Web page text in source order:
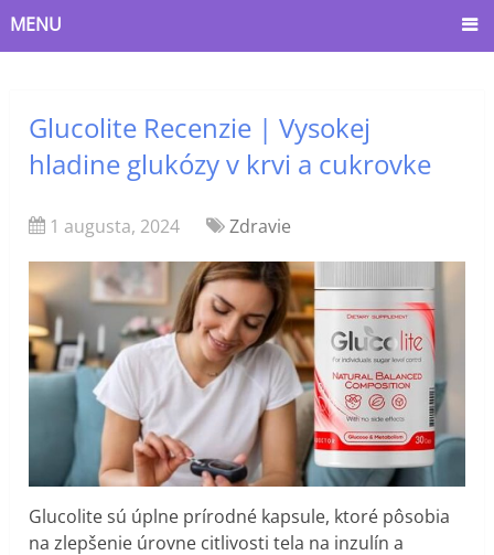
MENU
Glucolite Recenzie | Vysokej
hladine glukózy v krvi a cukrovke
1 augusta, 2024 Zdravie
Glucolite sú úplne prírodné kapsule, ktoré pôsobia
na zlepšenie úrovne citlivosti tela na inzulín a